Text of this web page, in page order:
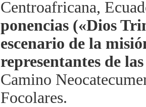
Centroafricana,
ponencias («Dios
escenario de la
representantes de
Camino
Focolares.